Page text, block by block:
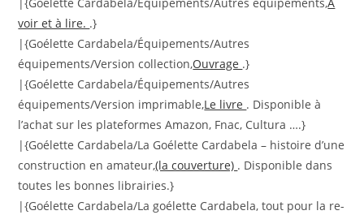
voir et à lire. .}
|{Goélette Cardabela/Équipements/Autres
équipements/Version collection,Ouvrage .}
|{Goélette Cardabela/Équipements/Autres
équipements/Version imprimable,Le livre . Disponible à
l’achat sur les plateformes Amazon, Fnac, Cultura ….}
|{Goélette Cardabela/La Goélette Cardabela – histoire d’une
construction en amateur,(la couverture) . Disponible dans
toutes les bonnes librairies.}
|{Goélette Cardabela/La goélette Cardabela, tout pour la re-